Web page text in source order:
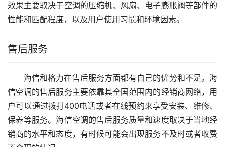
效果主要取决于空调的压缩机、风扇、电子膨胀阀等部件的
性能和匹配程度，以及用户使用习惯和环境因素。
售后服务
海信和格力在售后服务方面都有自己的优势和不足。海
信空调的售后服务主要依靠其全国范围内的经销商网络，用
户可以通过拨打400电话或者在线预约来享受安装、维修、
保养等服务。海信空调的售后服务质量和速度取决于当地经
销商的水平和态度，有时候可能会出现服务不及时或者收费